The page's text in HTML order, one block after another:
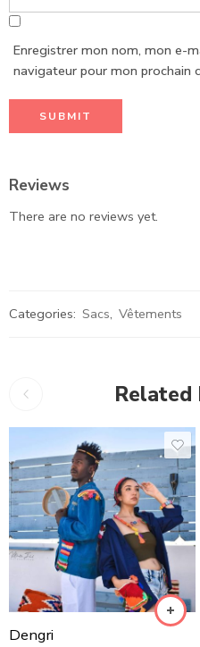
Enregistrer mon nom, mon e-
navigateur pour mon prochain
Reviews
There are no reviews yet.
Categories: Sacs, Vêtements
Related
Dengri